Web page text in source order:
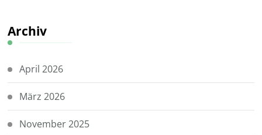
Archiv
April 2026
März 2026
November 2025